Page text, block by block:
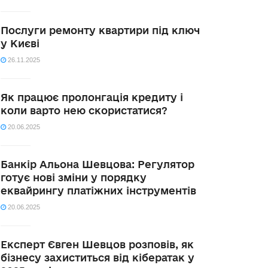
Послуги ремонту квартири під ключ
у Києві
26.11.2025
Як працює пролонгація кредиту і
коли варто нею скористатися?
20.06.2025
Банкір Альона Шевцова: Регулятор
готує нові зміни у порядку
еквайрингу платіжних інструментів
20.06.2025
Експерт Євген Шевцов розповів, як
бізнесу захиститься від кібератак у